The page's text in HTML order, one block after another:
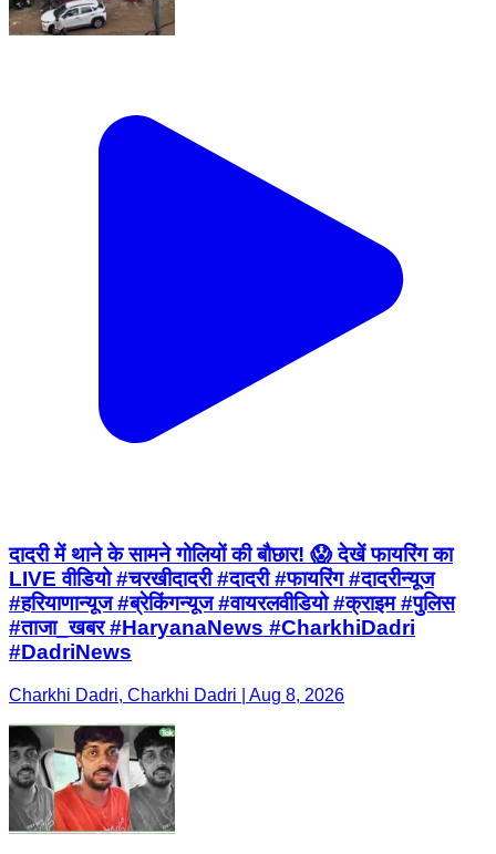
दादरी में थाने के सामने गोलियों की बौछार! 😱 देखें फायरिंग का
LIVE वीडियो #चरखीदादरी #दादरी #फायरिंग #दादरीन्यूज
#हरियाणान्यूज #ब्रेकिंगन्यूज #वायरलवीडियो #क्राइम #पुलिस
#ताजा_खबर #HaryanaNews #CharkhiDadri
#DadriNews
Charkhi Dadri, Charkhi Dadri | Aug 8, 2026